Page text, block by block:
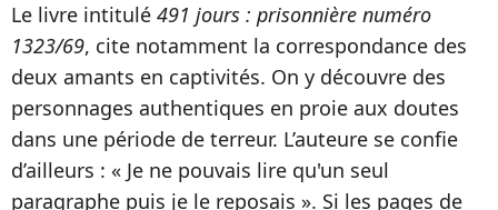
Le livre intitulé 491 jours : prisonnière numéro
1323/69, cite notamment la correspondance des
deux amants en captivités. On y découvre des
personnages authentiques en proie aux doutes
dans une période de terreur. L’auteure se confie
d’ailleurs : « Je ne pouvais lire qu'un seul
paragraphe puis je le reposais ». Si les pages de